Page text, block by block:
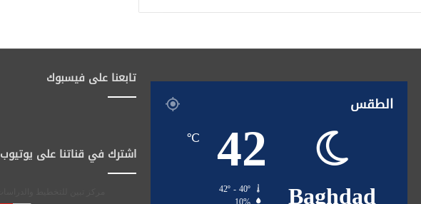
الطقس 42
℃
42º - 40º
تابعنا على فيسبوك
اشترك في قناتنا على يوتيوب